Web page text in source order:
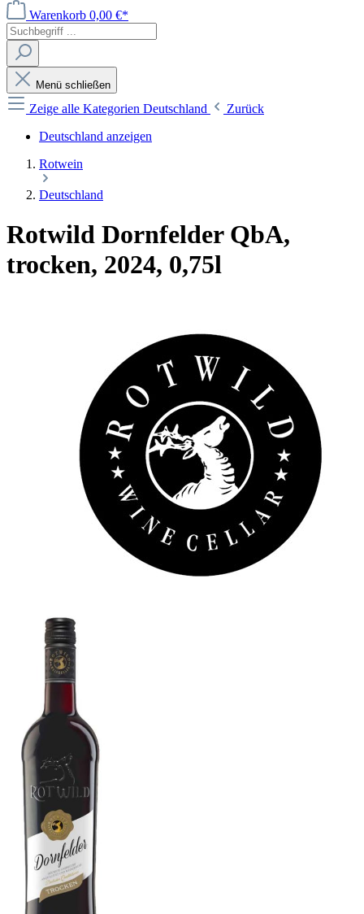
Warenkorb 0,00 €*
Menü schließen
Zeige alle Kategorien Deutschland
Zurück
Deutschland anzeigen
Rotwein
Deutschland
Rotwild Dornfelder QbA,
trocken, 2024, 0,75l